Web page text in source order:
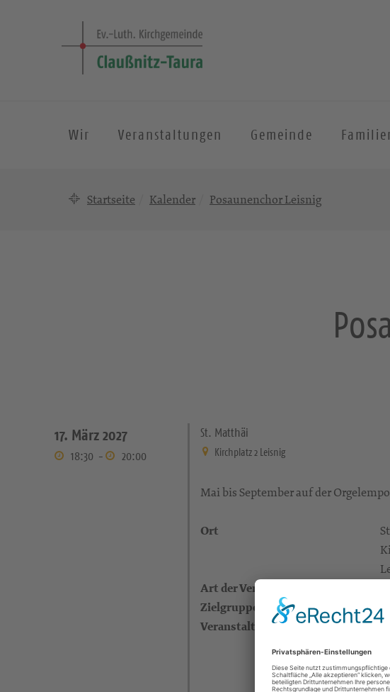
Wir Veranstaltungen Gemeinde
Startseite Kalender Posaunenchor Leisnig
17. März 2027
18:30 - 20:00
St. Matthäi
Kirchplatz 2 Leisnig
Mai bis September auf der
Ort
Art der Veranstaltung
Zielgruppe
Veranstalter